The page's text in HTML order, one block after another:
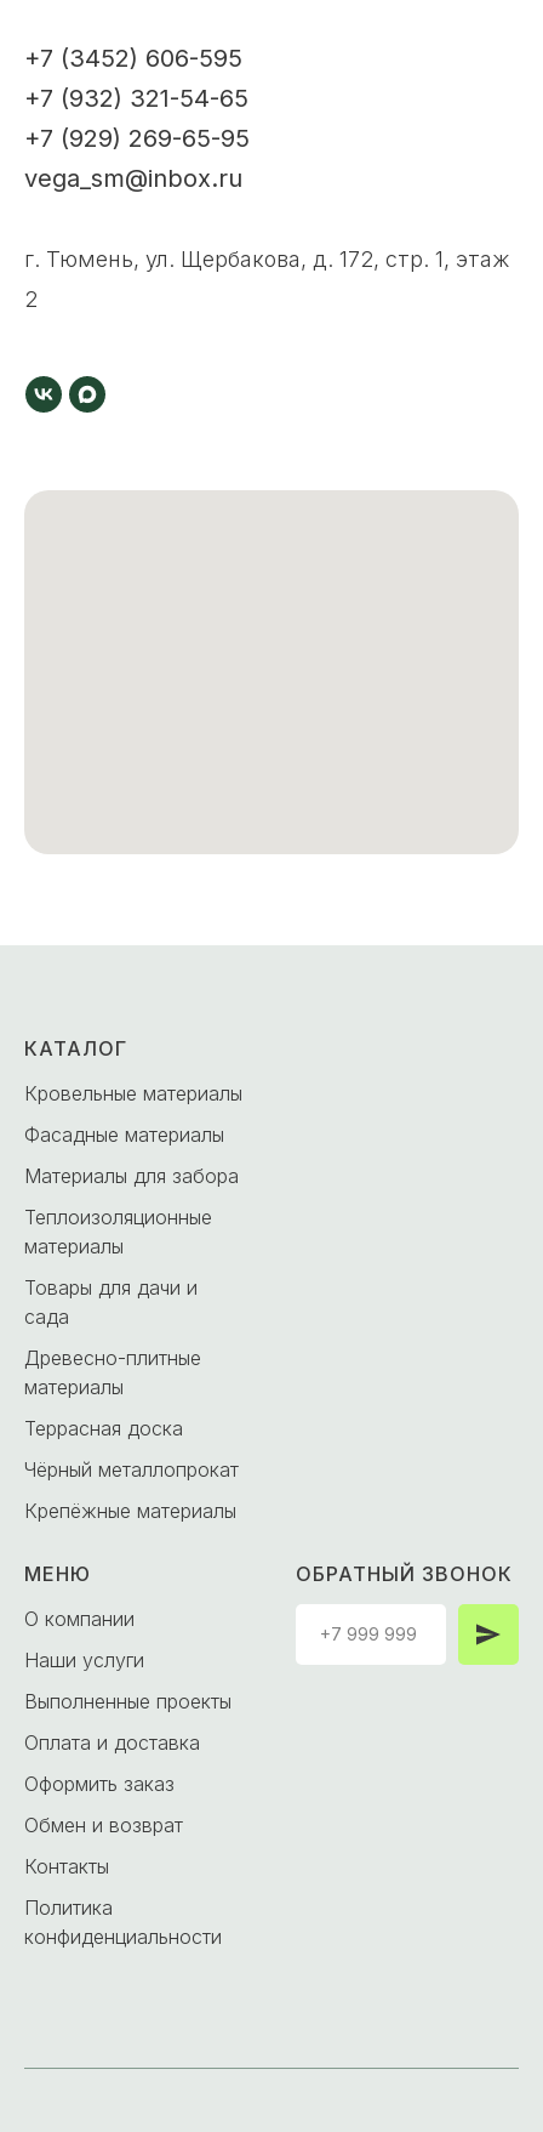
+7 (3452) 606-595
+7 (932) 321-54-65
+7 (929) 269-65-95
vega_sm@inbox.ru
г. Тюмень, ул. Щербакова, д. 172, стр. 1, этаж
2
КАТАЛОГ
Кровельные материалы
Фасадные материалы
Материалы для забора
Теплоизоляционные
материалы
Товары для дачи и
сада
Древесно-плитные
материалы
Террасная доска
Чёрный металлопрокат
Крепёжные материалы
МЕНЮ
О компании
Наши услуги
Выполненные проекты
Оплата и доставка
Оформить заказ
Обмен и возврат
Контакты
Политика
конфиденциальности
ОБРАТНЫЙ ЗВОНОК